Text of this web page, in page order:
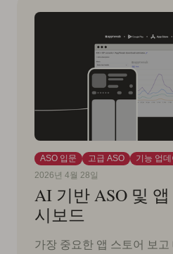
ASO 입문 고급 ASO
기능 업
2026년 4월 28일
AI 기반 ASO 및
시보드
가장 중요한 앱 스토어 보